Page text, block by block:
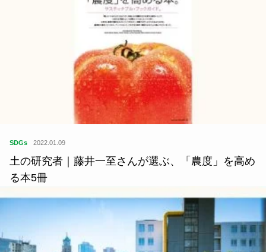
SDGs 2022.01.09
土の研究者｜藤井一至さんが選ぶ、「農度」を高め
る本5冊